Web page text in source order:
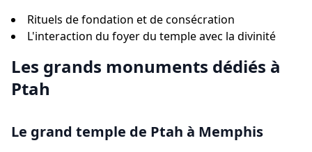
Rituels de fondation et de consécration
L'interaction du foyer du temple avec la divinité
Les grands monuments dédiés à
Ptah
Le grand temple de Ptah à Memphis